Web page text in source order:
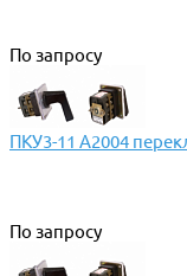
По запросу
ПКУ3-11 А2004
По запросу